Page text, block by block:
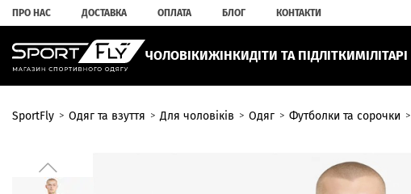
ПРО НАС ДОСТАВКА ОПЛАТА БЛОГ КОНТАКТИ
ЧОЛОВІКИЖІНКИДІТИ ТА ПІДЛІТКИМІЛІТАРІ
SportFly Одяг та взуття Для чоловіків Одяг Футболки та сорочки